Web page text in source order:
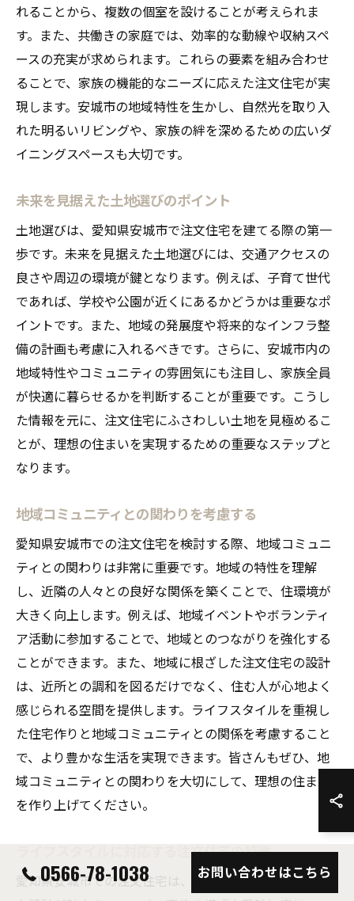
れることから、複数の個室を設けることが考えられま
す。また、共働きの家庭では、効率的な動線や収納スペ
ースの充実が求められます。これらの要素を組み合わせ
ることで、家族の機能的なニーズに応えた注文住宅が実
現します。安城市の地域特性を生かし、自然光を取り入
れた明るいリビングや、家族の絆を深めるための広いダ
イニングスペースも大切です。
未来を見据えた土地選びのポイント
土地選びは、愛知県安城市で注文住宅を建てる際の第一
歩です。未来を見据えた土地選びには、交通アクセスの
良さや周辺の環境が鍵となります。例えば、子育て世代
であれば、学校や公園が近くにあるかどうかは重要なポ
イントです。また、地域の発展度や将来的なインフラ整
備の計画も考慮に入れるべきです。さらに、安城市内の
地域特性やコミュニティの雰囲気にも注目し、家族全員
が快適に暮らせるかを判断することが重要です。こうし
た情報を元に、注文住宅にふさわしい土地を見極めるこ
とが、理想の住まいを実現するための重要なステップと
なります。
地域コミュニティとの関わりを考慮する
愛知県安城市での注文住宅を検討する際、地域コミュニ
ティとの関わりは非常に重要です。地域の特性を理解
し、近隣の人々との良好な関係を築くことで、住環境が
大きく向上します。例えば、地域イベントやボランティ
ア活動に参加することで、地域とのつながりを強化する
ことができます。また、地域に根ざした注文住宅の設計
は、近所との調和を図るだけでなく、住む人が心地よく
感じられる空間を提供します。ライフスタイルを重視し
た住宅作りと地域コミュニティとの関係を考慮すること
で、より豊かな生活を実現できます。皆さんもぜひ、地
域コミュニティとの関わりを大切にして、理想の住まい
を作り上げてください。
ライフスタイルに対応する注文住宅の特徴
愛知県安城市での注文住宅は、ライフスタイルに合わせ
0566-78-1038 お問い合わせはこちら